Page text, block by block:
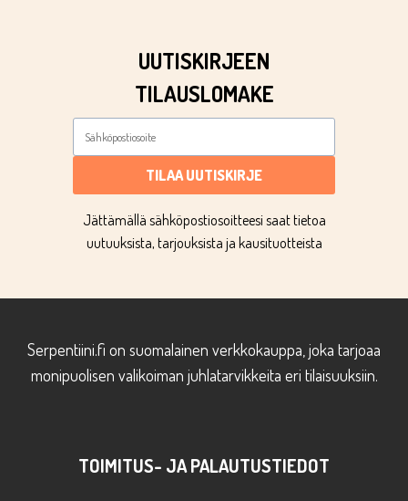
UUTISKIRJEEN
TILAUSLOMAKE
TILAA UUTISKIRJE
Jättämällä sähköpostiosoitteesi saat tietoa
uutuuksista, tarjouksista ja kausituotteista
Serpentiini.fi on suomalainen verkkokauppa, joka tarjoaa
monipuolisen valikoiman juhlatarvikkeita eri tilaisuuksiin.
TOIMITUS- JA PALAUTUSTIEDOT